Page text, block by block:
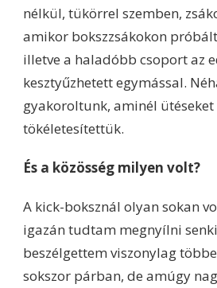
nélkül, tükörrel szemben,
amikor bokszzsákokon
illetve a haladóbb csoport az
kesztyűzhetett egymással.
gyakoroltunk, aminél ütéseket
tökéletesítettük.
És a közösség milyen volt?
A kick-boksznál olyan sokan
igazán tudtam megnyílni
beszélgettem viszonylag
sokszor párban, de amúgy